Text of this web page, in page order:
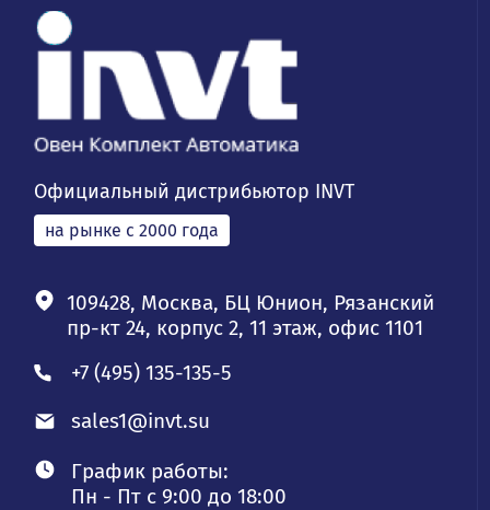
Официальный дистрибьютор INVT
на рынке с 2000 года
109428, Москва, БЦ Юнион, Рязанский
пр-кт 24, корпус 2, 11 этаж, офис 1101
+7 (495) 135-135-5
sales1@invt.su
График работы:
Пн - Пт с 9:00 до 18:00